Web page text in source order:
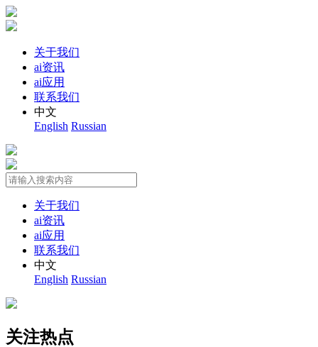
关于我们
ai资讯
ai应用
联系我们
中文
English Russian
关于我们
ai资讯
ai应用
联系我们
中文
English Russian
关注热点